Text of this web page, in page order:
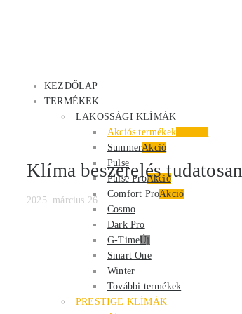
KEZDŐLAP
TERMÉKEK
LAKOSSÁGI KLÍMÁK
Akciós termékek
SummerAkció
Pulse
Pulse ProAkció
Comfort ProAkció
Cosmo
Dark Pro
G-TimeÚj
Smart One
Winter
További termékek
PRESTIGE KLÍMÁK
Klíma beszerelés
2025. március 26.